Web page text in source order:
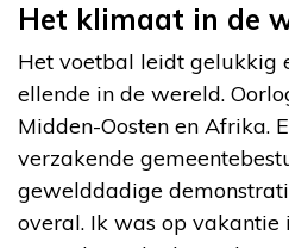
Het klimaat in de
Het voetbal leidt gelukkig
ellende in de wereld.
Midden-Oosten en Afrika.
verzakende
gewelddadige
overal. Ik was op vakantie